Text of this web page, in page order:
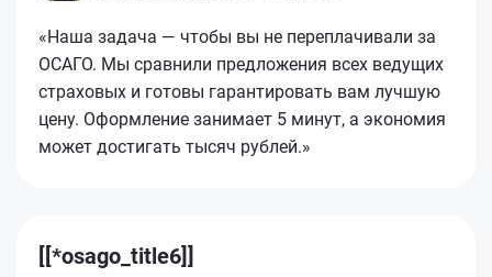
«Наша задача — чтобы вы не переплачивали за
ОСАГО. Мы сравнили предложения всех ведущих
страховых и готовы гарантировать вам лучшую
цену. Оформление занимает 5 минут, а экономия
может достигать тысяч рублей.»
[[*osago_title6]]